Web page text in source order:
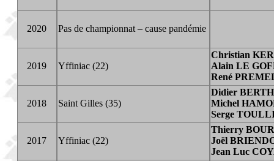
2020 Pas de championnat – cause pandémie
2019 Yffiniac (22)
Christian
Alain LE
René
2018 Saint Gilles (35)
Didier
Michel
Serge
2017 Yffiniac (22)
Thierry
Joël
Jean Luc